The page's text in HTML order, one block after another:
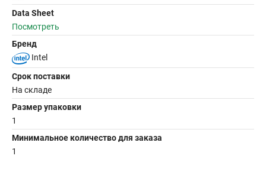
Data Sheet
Посмотреть
Бренд
Intel
Срок поставки
На складе
Размер упаковки
1
Минимальное количество для заказа
1